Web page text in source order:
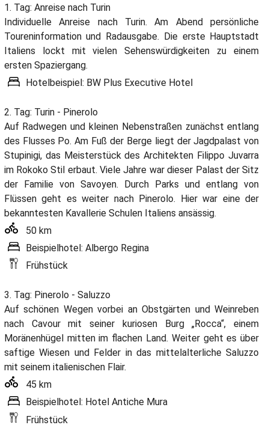
1. Tag: Anreise nach Turin
Individuelle Anreise nach Turin. Am Abend persönliche
Toureninformation und Radausgabe. Die erste Hauptstadt
Italiens lockt mit vielen Sehenswürdigkeiten zu einem
ersten Spaziergang.
Hotelbeispiel: BW Plus Executive Hotel
2. Tag: Turin - Pinerolo
Auf Radwegen und kleinen Nebenstraßen zunächst entlang
des Flusses Po. Am Fuß der Berge liegt der Jagdpalast von
Stupinigi, das Meisterstück des Architekten Filippo Juvarra
im Rokoko Stil erbaut. Viele Jahre war dieser Palast der Sitz
der Familie von Savoyen. Durch Parks und entlang von
Flüssen geht es weiter nach Pinerolo. Hier war eine der
bekanntesten Kavallerie Schulen Italiens ansässig.
50 km
Beispielhotel: Albergo Regina
Frühstück
3. Tag: Pinerolo - Saluzzo
Auf schönen Wegen vorbei an Obstgärten und Weinreben
nach Cavour mit seiner kuriosen Burg „Rocca“, einem
Moränenhügel mitten im flachen Land. Weiter geht es über
saftige Wiesen und Felder in das mittelalterliche Saluzzo
mit seinem italienischen Flair.
45 km
Beispielhotel: Hotel Antiche Mura
Frühstück